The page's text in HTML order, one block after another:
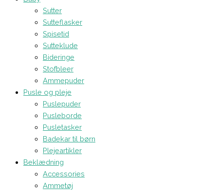
Sutter
Sutteflasker
Spisetid
Sutteklude
Bideringe
Stofbleer
Ammepuder
Pusle og pleje
Puslepuder
Pusleborde
Pusletasker
Badekar til børn
Plejeartikler
Beklædning
Accessories
Ammetøj